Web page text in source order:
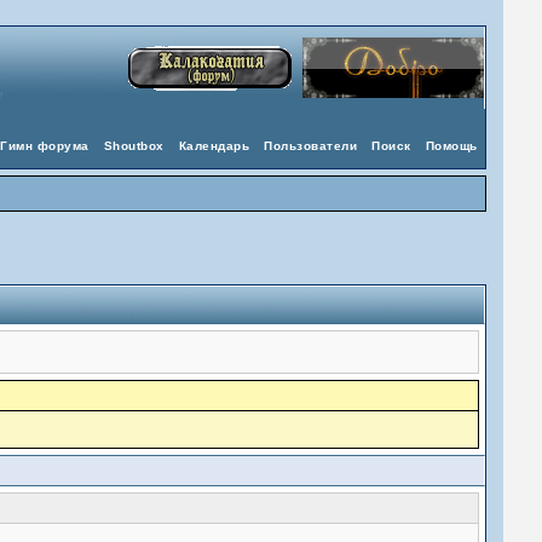
Помощь
Поиск
Пользователи
Календарь
Shoutbox
Гимн форума